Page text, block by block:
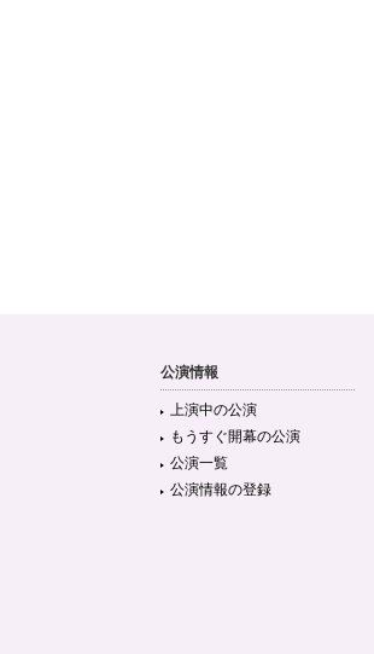
公演情報
上演中の公演
もうすぐ開幕の公演
公演一覧
公演情報の登録